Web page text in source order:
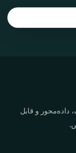
و قابل